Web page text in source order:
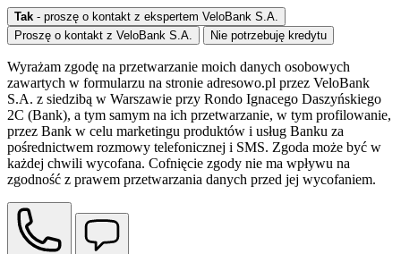
Tak - proszę o kontakt z ekspertem VeloBank S.A.
Proszę o kontakt z VeloBank S.A.
Nie potrzebuję kredytu
Wyrażam zgodę na przetwarzanie moich danych osobowych
zawartych w formularzu na stronie adresowo.pl przez VeloBank
S.A. z siedzibą w Warszawie przy Rondo Ignacego Daszyńskiego
2C (Bank), a tym samym na ich przetwarzanie, w tym profilowanie,
przez Bank w celu marketingu produktów i usług Banku za
pośrednictwem rozmowy telefonicznej i SMS. Zgoda może być w
każdej chwili wycofana. Cofnięcie zgody nie ma wpływu na
zgodność z prawem przetwarzania danych przed jej wycofaniem.